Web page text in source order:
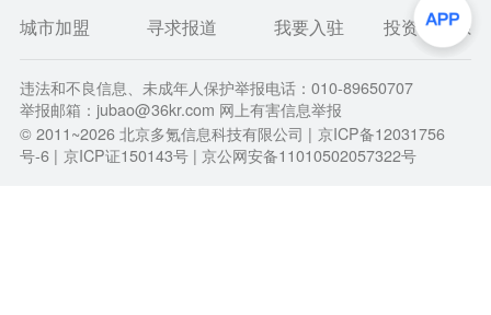
城市加盟
寻求报道 我要入驻 投资者关系
违法和不良信息、未成年人保护举报电话：010-89650707
举报邮箱：jubao@36kr.com 网上有害信息举报
© 2011~2026北京多氪信息科技有限公司 | 京ICP备12031756
号-6 | 京ICP证150143号 | 京公网安备11010502057322号